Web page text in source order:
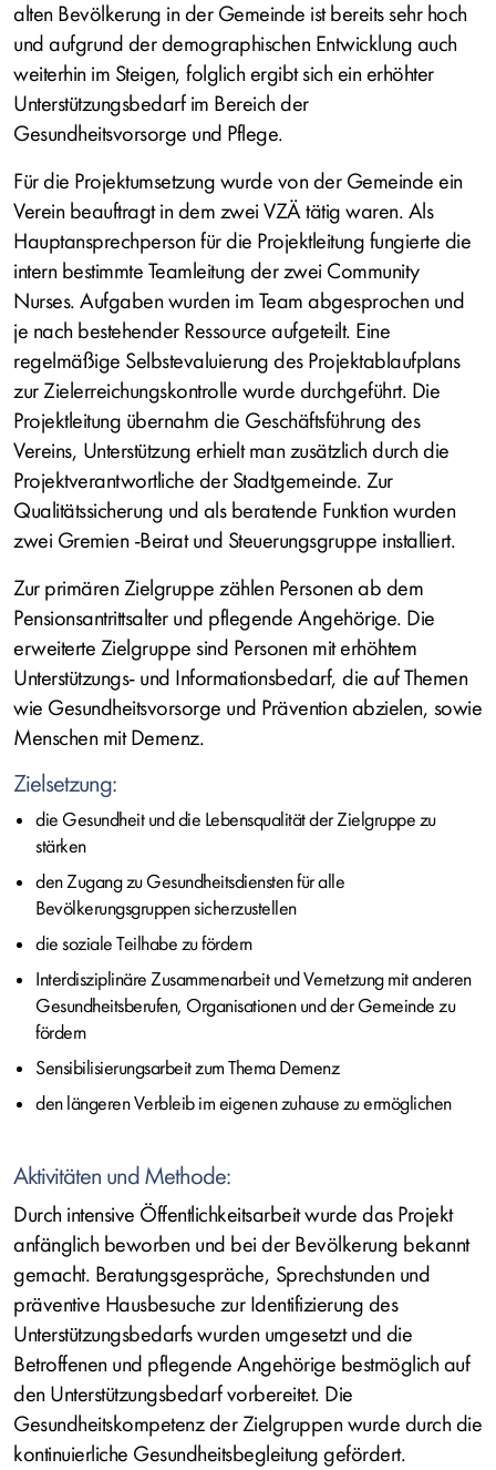
alten Bevölkerung in der Gemeinde ist bereits sehr hoch
und aufgrund der demographischen Entwicklung auch
weiterhin im Steigen, folglich ergibt sich ein erhöhter
Unterstützungsbedarf im Bereich der
Gesundheitsvorsorge und Pflege.
Für die Projektumsetzung wurde von der Gemeinde ein
Verein beauftragt in dem zwei VZÄ tätig waren. Als
Hauptansprechperson für die Projektleitung fungierte die
intern bestimmte Teamleitung der zwei Community
Nurses. Aufgaben wurden im Team abgesprochen und
je nach bestehender Ressource aufgeteilt. Eine
regelmäßige Selbstevaluierung des Projektablaufplans
zur Zielerreichungskontrolle wurde durchgeführt. Die
Projektleitung übernahm die Geschäftsführung des
Vereins, Unterstützung erhielt man zusätzlich durch die
Projektverantwortliche der Stadtgemeinde. Zur
Qualitätssicherung und als beratende Funktion wurden
zwei Gremien -Beirat und Steuerungsgruppe installiert.
Zur primären Zielgruppe zählen Personen ab dem
Pensionsantrittsalter und pflegende Angehörige. Die
erweiterte Zielgruppe sind Personen mit erhöhtem
Unterstützungs- und Informationsbedarf, die auf Themen
wie Gesundheitsvorsorge und Prävention abzielen, sowie
Menschen mit Demenz.
Zielsetzung:
die Gesundheit und die Lebensqualität der Zielgruppe zu
stärken
den Zugang zu Gesundheitsdiensten für alle
Bevölkerungsgruppen sicherzustellen
die soziale Teilhabe zu fördern
Interdisziplinäre Zusammenarbeit und Vernetzung mit anderen
Gesundheitsberufen, Organisationen und der Gemeinde zu
fördern
Sensibilisierungsarbeit zum Thema Demenz
den längeren Verbleib im eigenen zuhause zu ermöglichen
Aktivitäten und Methode:
Durch intensive Öffentlichkeitsarbeit wurde das Projekt
anfänglich beworben und bei der Bevölkerung bekannt
gemacht. Beratungsgespräche, Sprechstunden und
präventive Hausbesuche zur Identifizierung des
Unterstützungsbedarfs wurden umgesetzt und die
Betroffenen und pflegende Angehörige bestmöglich auf
den Unterstützungsbedarf vorbereitet. Die
Gesundheitskompetenz der Zielgruppen wurde durch die
kontinuierliche Gesundheitsbegleitung gefördert.